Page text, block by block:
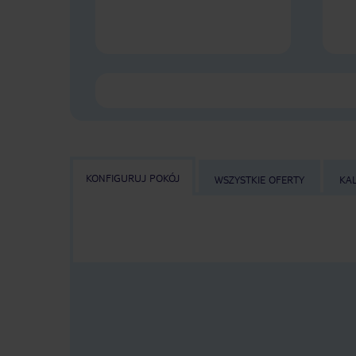
KONFIGURUJ POKÓJ WSZYSTKIE OFERTY